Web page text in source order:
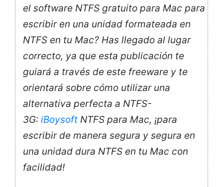
el software NTFS gratuito para Mac para
escribir en una unidad formateada en
NTFS en tu Mac? Has llegado al lugar
correcto, ya que esta publicación te
guiará a través de este freeware y te
orientará sobre cómo utilizar una
alternativa perfecta a NTFS-
3G: iBoysoft NTFS para Mac, ¡para
escribir de manera segura y segura en
una unidad dura NTFS en tu Mac con
facilidad!